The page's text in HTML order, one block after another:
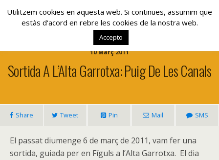
www.lacolla.cat
10 Març 2011
Sortida A L’Alta Garrotxa: Puig De Les Canals
Share Tweet Pin Mail SMS
El passat diumenge 6 de març de 2011, vam fer una
sortida, guiada per en Fíguls a l’Alta Garrotxa. El dia
Utilitzem cookies en aquesta web. Si continues, assumim que
estàs d'acord en rebre les cookies de la nostra web.
Accepto